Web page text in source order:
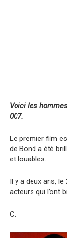
Voici les
007.
Le premier film
de Bond a été
et louables.
Il y a deux ans,
acteurs qui l’ont
C.